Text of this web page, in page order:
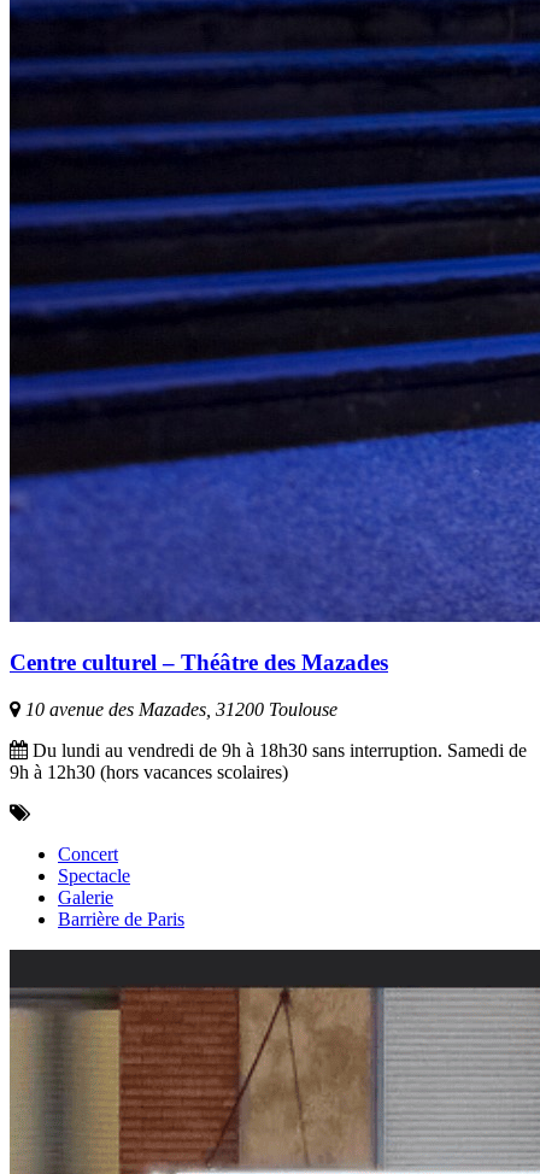
Centre culturel – Théâtre des Mazades
10 avenue des Mazades, 31200 Toulouse
Du lundi au vendredi de 9h à 18h30 sans interruption. Samedi de
9h à 12h30 (hors vacances scolaires)
Concert
Spectacle
Galerie
Barrière de Paris